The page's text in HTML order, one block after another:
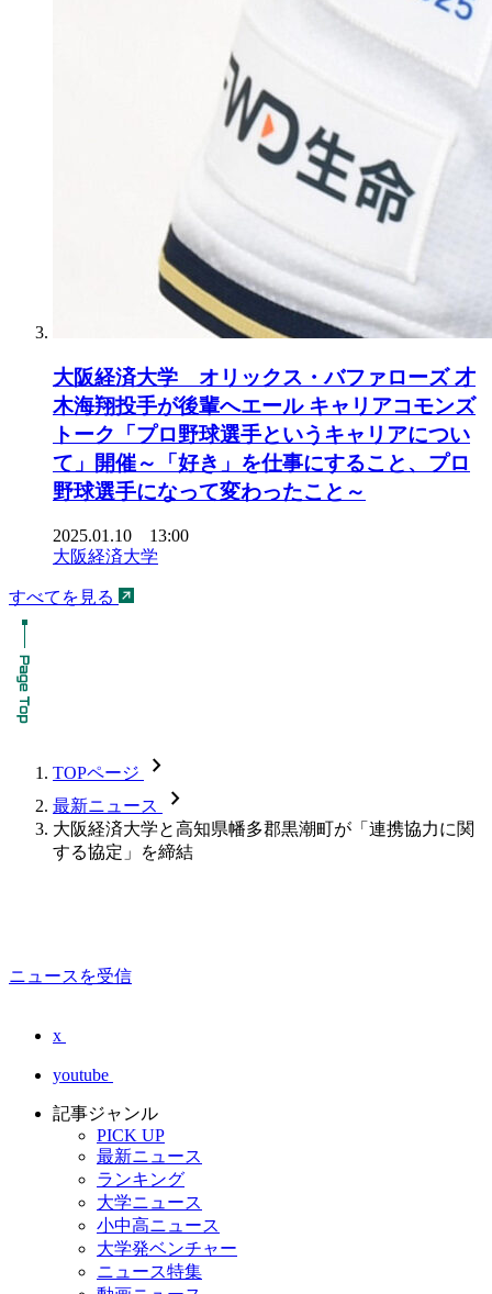
大阪経済大学 オリックス・バファローズ 才
木海翔投手が後輩へエール キャリアコモンズ
トーク「プロ野球選手というキャリアについ
て」開催～「好き」を仕事にすること、プロ
野球選手になって変わったこと～
2025.01.10 13:00
大阪経済大学
すべてを見る
TOPページ chevron_forward
最新ニュース chevron_forward
大阪経済大学と高知県幡多郡黒潮町が「連携協力に関
する協定」を締結
ニュースを受信
x
youtube
記事ジャンル
PICK UP
最新ニュース
ランキング
大学ニュース
小中高ニュース
大学発ベンチャー
ニュース特集